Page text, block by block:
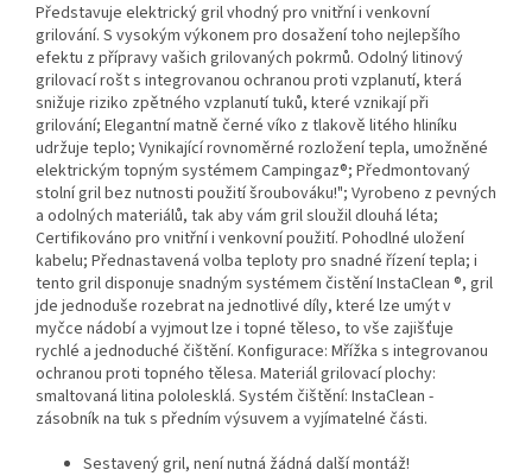
Představuje elektrický gril vhodný pro vnitřní i venkovní
grilování. S vysokým výkonem pro dosažení toho nejlepšího
efektu z přípravy vašich grilovaných pokrmů. Odolný litinový
grilovací rošt s integrovanou ochranou proti vzplanutí, která
snižuje riziko zpětného vzplanutí tuků, které vznikají při
grilování; Elegantní matně černé víko z tlakově litého hliníku
udržuje teplo; Vynikající rovnoměrné rozložení tepla, umožněné
elektrickým topným systémem Campingaz®; Předmontovaný
stolní gril bez nutnosti použití šroubováku!"; Vyrobeno z pevných
a odolných materiálů, tak aby vám gril sloužil dlouhá léta;
Certifikováno pro vnitřní i venkovní použití. Pohodlné uložení
kabelu; Přednastavená volba teploty pro snadné řízení tepla; i
tento gril disponuje snadným systémem čistění InstaClean ®, gril
jde jednoduše rozebrat na jednotlivé díly, které lze umýt v
myčce nádobí a vyjmout lze i topné těleso, to vše zajišťuje
rychlé a jednoduché čištění. Konfigurace: Mřížka s integrovanou
ochranou proti topného tělesa. Materiál grilovací plochy:
smaltovaná litina pololesklá. Systém čištění: InstaClean -
zásobník na tuk s předním výsuvem a vyjímatelné části.
Sestavený gril, není nutná žádná další montáž!